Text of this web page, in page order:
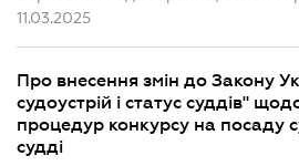
11.03.2025
Про внесення змін до Закону
судоустрій і статус суддів"
процедур конкурсу на посаду
судді